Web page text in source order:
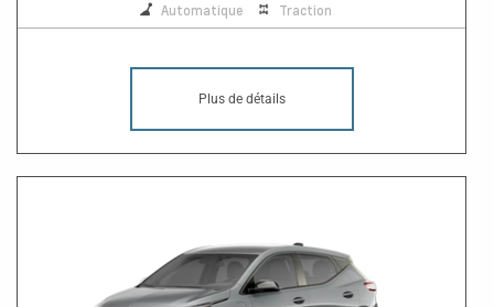
Automatique Traction
Plus de détails